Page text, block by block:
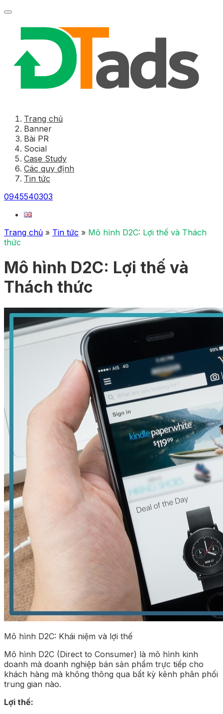
Trang chủ
Banner
Bài PR
Social
Case Study
Các quy định
Tin tức
0945540303
Trang chủ » Tin tức » Mô hình D2C: Lợi thế và Thách
thức
Mô hình D2C: Lợi thế và
Thách thức
Mô hình D2C: Khái niệm và lợi thế
Mô hình D2C (Direct to Consumer) là mô hình kinh
doanh mà doanh nghiệp bán sản phẩm trực tiếp cho
khách hàng mà không thông qua bất kỳ kênh phân phối
trung gian nào.
Lợi thế: